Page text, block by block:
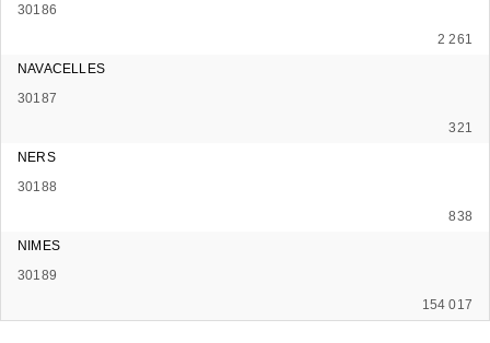
30186
2 261
NAVACELLES
30187
321
NERS
30188
838
NIMES
30189
154 017